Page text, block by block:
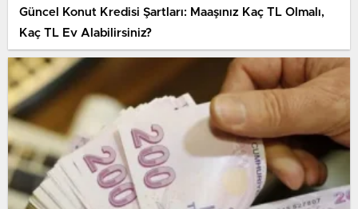
Güncel Konut Kredisi Şartları: Maaşınız Kaç TL Olmalı,
Kaç TL Ev Alabilirsiniz?